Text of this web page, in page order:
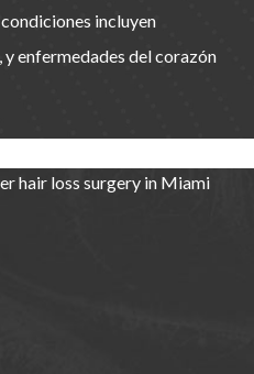
incluyen
enfermedades del corazón